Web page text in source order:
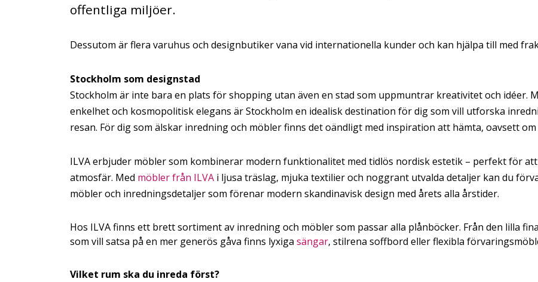
offentliga miljöer.
Dessutom är flera varuhus och designbutiker vana vid internationella kunder och kan hjälpa till med
Stockholm som designstad
Stockholm är inte bara en plats för shopping utan även en stad som uppmuntrar kreativitet och idéer.
enkelhet och kosmopolitisk elegans är Stockholm en idealisk destination för dig som vill utforska
resan. För dig som älskar inredning och möbler finns det oändligt med inspiration att hämta, oavsett
ILVA erbjuder möbler som kombinerar modern funktionalitet med tidlös nordisk estetik – perfekt för
atmosfär. Med möbler från ILVA i ljusa träslag, mjuka textilier och noggrant utvalda detaljer kan du
möbler och inredningsdetaljer som förenar modern skandinavisk design med årets alla årstider.
Hos ILVA finns ett brett sortiment av inredning och möbler som passar alla plånböcker. Från den lilla
som vill satsa på en mer generös gåva finns lyxiga sängar, stilrena soffbord eller flexibla
Vilket rum ska du inreda först?